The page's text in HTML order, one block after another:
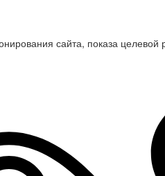
сайта, показа целевой